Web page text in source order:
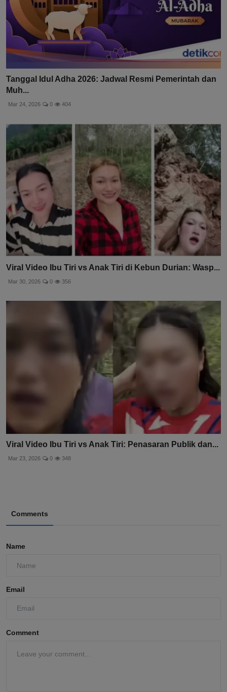
Tanggal Idul Adha 2026: Jadwal Resmi Pemerintah dan
Muh...
Mar 24, 2026 0 404
Viral Video Ibu Tiri vs Anak Tiri di Kebun Durian: Wasp...
Mar 30, 2026 0 356
Viral Video Ibu Tiri vs Anak Tiri: Penasaran Publik dan...
Mar 23, 2026 0 348
Comments
Name
Email
Comment